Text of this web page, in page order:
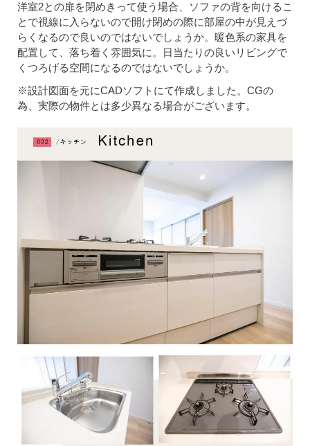
洋室2との扉を閉めきって使う場合、ソファの背を向けるこ
とで視線に入らないので開け閉めの際に部屋の中が見えづ
らくなるので良いのではないでしょうか。暖色系の家具を
配置して、落ち着く雰囲気に。日当たりの良いリビングで
くつろげる空間になるのではないでしょうか。
※設計図面を元にCADソフトにて作成しました。CGの
為、実際の物件とは多少異なる場合がございます。